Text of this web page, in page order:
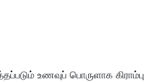
உணவுப் பொருளாக கிராம்பு